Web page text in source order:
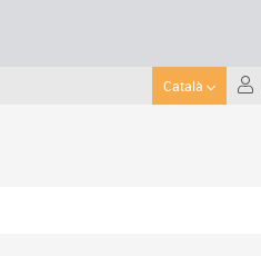
Català